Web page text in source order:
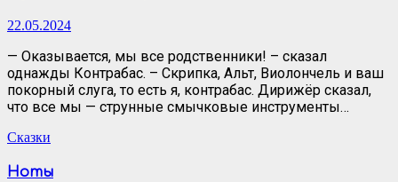
22.05.2024
— Оказывается, мы все родственники! – сказал
однажды Контрабас. – Скрипка, Альт, Виолончель и ваш
покорный слуга, то есть я, контрабас. Дирижёр сказал,
что все мы — струнные смычковые инструменты…
Сказки
Ноты